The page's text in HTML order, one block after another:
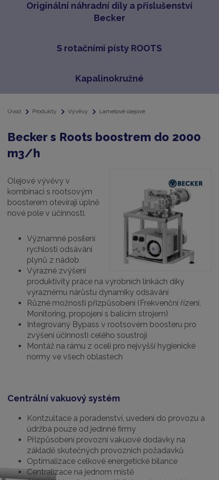
Originální náhradní díly a příslušenství
Becker
S rotačními písty ROOTS
Kapalinokružné
Úvod Produkty Vývěvy Lamelové olejové
Becker s Roots boostrem do 2000
m3/h
Olejové vývěvy v
kombinaci s rootsovým
boosterem otevírají úplně
nové pole v účinnosti.
Významné posílení
rychlosti odsávání
plynů z nádob
Výrazné zvýšení
produktivity práce na výrobních linkách díky
výraznému nárůstu dynamiky odsávání
Různé možnosti přizpůsobení (Frekvenční řízení,
Monitoring, propojení s balícím strojem)
Integrovaný Bypass v rootsovém boosteru pro
zvýšení účinnosti celého soustrojí
Montáž na rámu z oceli pro nejvyšší hygienické
normy ve všech oblastech
Centrální vakuový systém
Kontzultace a poradenství, uvedení do provozu a
údržba pouze od jedinné firmy
Přizpůsobení provozní vakuové dodávky na
základě skutečných provozních požadavků
Optimalizace celkové energetické bilance
Centralizace na jednom místě